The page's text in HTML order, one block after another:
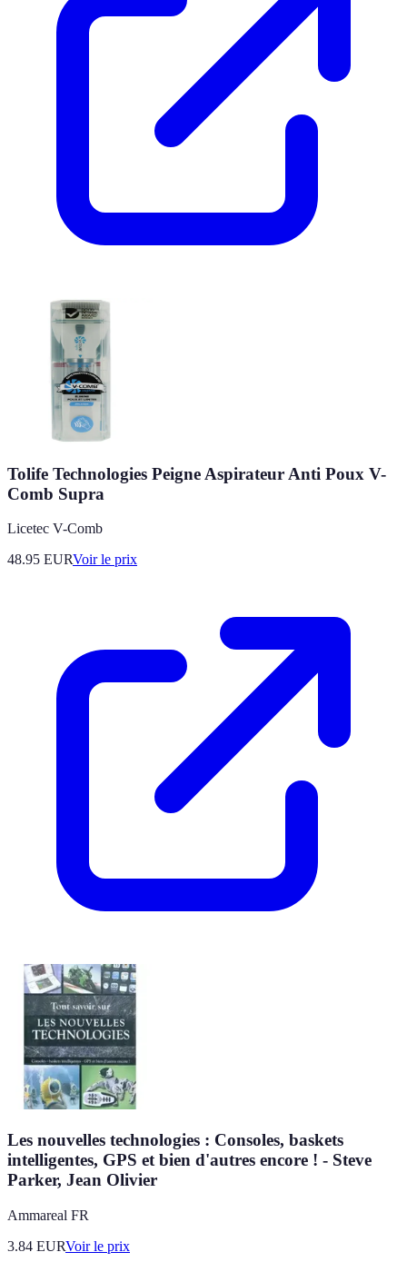
Tolife Technologies Peigne Aspirateur Anti Poux V-
Comb Supra
Licetec V-Comb
48.95 EURVoir le prix
Les nouvelles technologies : Consoles, baskets
intelligentes, GPS et bien d'autres encore ! - Steve
Parker, Jean Olivier
Ammareal FR
3.84 EURVoir le prix